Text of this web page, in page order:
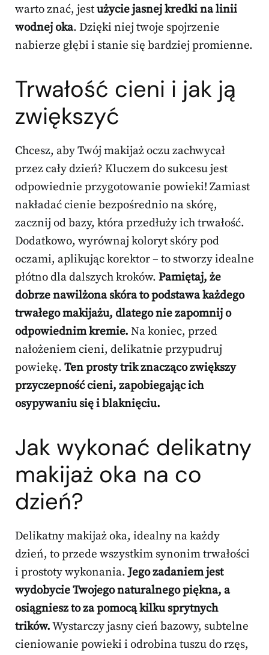
warto znać, jestużycie jasnej kredki na linii
wodnej oka. Dzięki niej twoje spojrzenie
nabierze głębi i stanie się bardziej promienne.
Trwałość cieni i jak ją
zwiększyć
Chcesz, aby Twój makijaż oczu zachwycał
przez cały dzień? Kluczem do sukcesu jest
odpowiednie przygotowanie powieki! Zamiast
nakładać cienie bezpośrednio na skórę,
zacznij od bazy, która przedłuży ich trwałość.
Dodatkowo, wyrównaj koloryt skóry pod
oczami, aplikując korektor – to stworzy idealne
płótno dla dalszych kroków. Pamiętaj, że
dobrze nawilżona skóra to podstawa każdego
trwałego makijażu, dlatego nie zapomnij o
odpowiednim kremie. Na koniec, przed
nałożeniem cieni, delikatnie przypudruj
powiekę. Ten prosty trik znacząco zwiększy
przyczepność cieni, zapobiegając ich
osypywaniu się i blaknięciu.
Jak wykonać delikatny
makijaż oka na co
dzień?
Delikatny makijaż oka, idealny na każdy
dzień, to przede wszystkim synonim trwałości
i prostoty wykonania.Jego zadaniem jest
wydobycie Twojego naturalnego piękna, a
osiągniesz to za pomocą kilku sprytnych
trików.Wystarczy jasny cień bazowy, subtelne
cieniowanie powieki i odrobina tuszu do rzęs,